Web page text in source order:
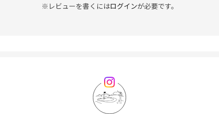
※レビューを書くにはログインが必要です。